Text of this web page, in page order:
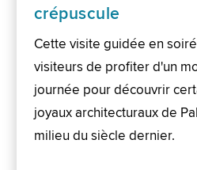
crépuscule
Cette visite guidée en
visiteurs de profiter d'un
journée pour découvrir
joyaux architecturaux de
milieu du siècle dernier.